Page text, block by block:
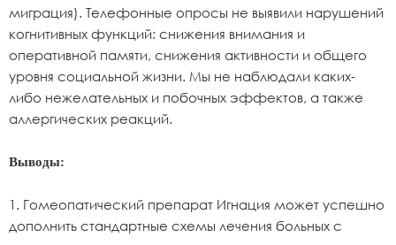
миграция). Телефонные опросы не выявили нарушений
когнитивных функций: снижения внимания и
оперативной памяти, снижения активности и общего
уровня социальной жизни. Мы не наблюдали каких-
либо нежелательных и побочных эффектов, а также
аллергических реакций.
Выводы:
1. Гомеопатический препарат Игнация может успешно
дополнить стандартные схемы лечения больных с